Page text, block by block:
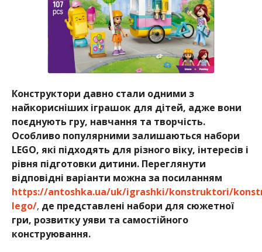
Конструктори давно стали одними з
найкорисніших іграшок для дітей, адже вони
поєднують гру, навчання та творчість.
Особливо популярними залишаються набори
LEGO, які підходять для різного віку, інтересів і
рівня підготовки дитини. Переглянути
відповідні варіанти можна за посиланням
https://antoshka.ua/uk/igrashki/konstruktori/
lego/, де представлені набори для сюжетної
гри, розвитку уяви та самостійного
конструювання.